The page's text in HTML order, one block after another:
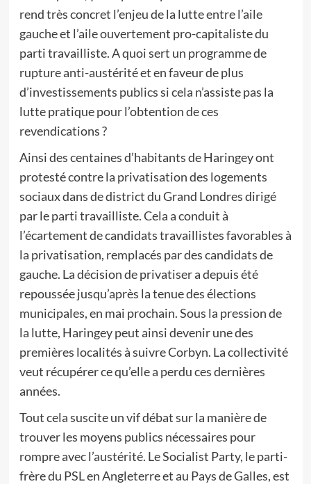
rend très concret l’enjeu de la lutte entre l’aile
gauche et l’aile ouvertement pro-capitaliste du
parti travailliste. A quoi sert un programme de
rupture anti-austérité et en faveur de plus
d’investissements publics si cela n’assiste pas la
lutte pratique pour l’obtention de ces
revendications ?
Ainsi des centaines d’habitants de Haringey ont
protesté contre la privatisation des logements
sociaux dans de district du Grand Londres dirigé
par le parti travailliste. Cela a conduit à
l’écartement de candidats travaillistes favorables à
la privatisation, remplacés par des candidats de
gauche. La décision de privatiser a depuis été
repoussée jusqu’après la tenue des élections
municipales, en mai prochain. Sous la pression de
la lutte, Haringey peut ainsi devenir une des
premières localités à suivre Corbyn. La collectivité
veut récupérer ce qu’elle a perdu ces dernières
années.
Tout cela suscite un vif débat sur la manière de
trouver les moyens publics nécessaires pour
rompre avec l’austérité. Le Socialist Party, le parti-
frère du PSL en Angleterre et au Pays de Galles, est